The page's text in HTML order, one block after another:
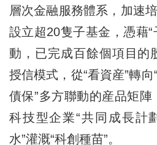
層次金融服務體系，加速
設立超20隻子基金，憑藉
動，已完成百餘個項目的
授信模式，從“看資産”轉向
債保”多方聯動的産品矩
科技型企業“共同成長計
水”灌溉“科創種苗”。